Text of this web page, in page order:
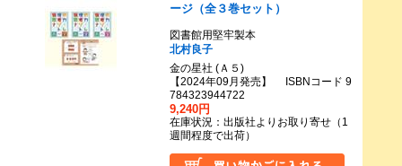
ージ（全３巻セット）
図書館用堅牢製本
北村良子
金の星社 (Ａ５)
【2024年09月発売】 ISBNコード 9
784323944722
9,240円
在庫状況：出版社よりお取り寄せ（1
週間程度で出荷）